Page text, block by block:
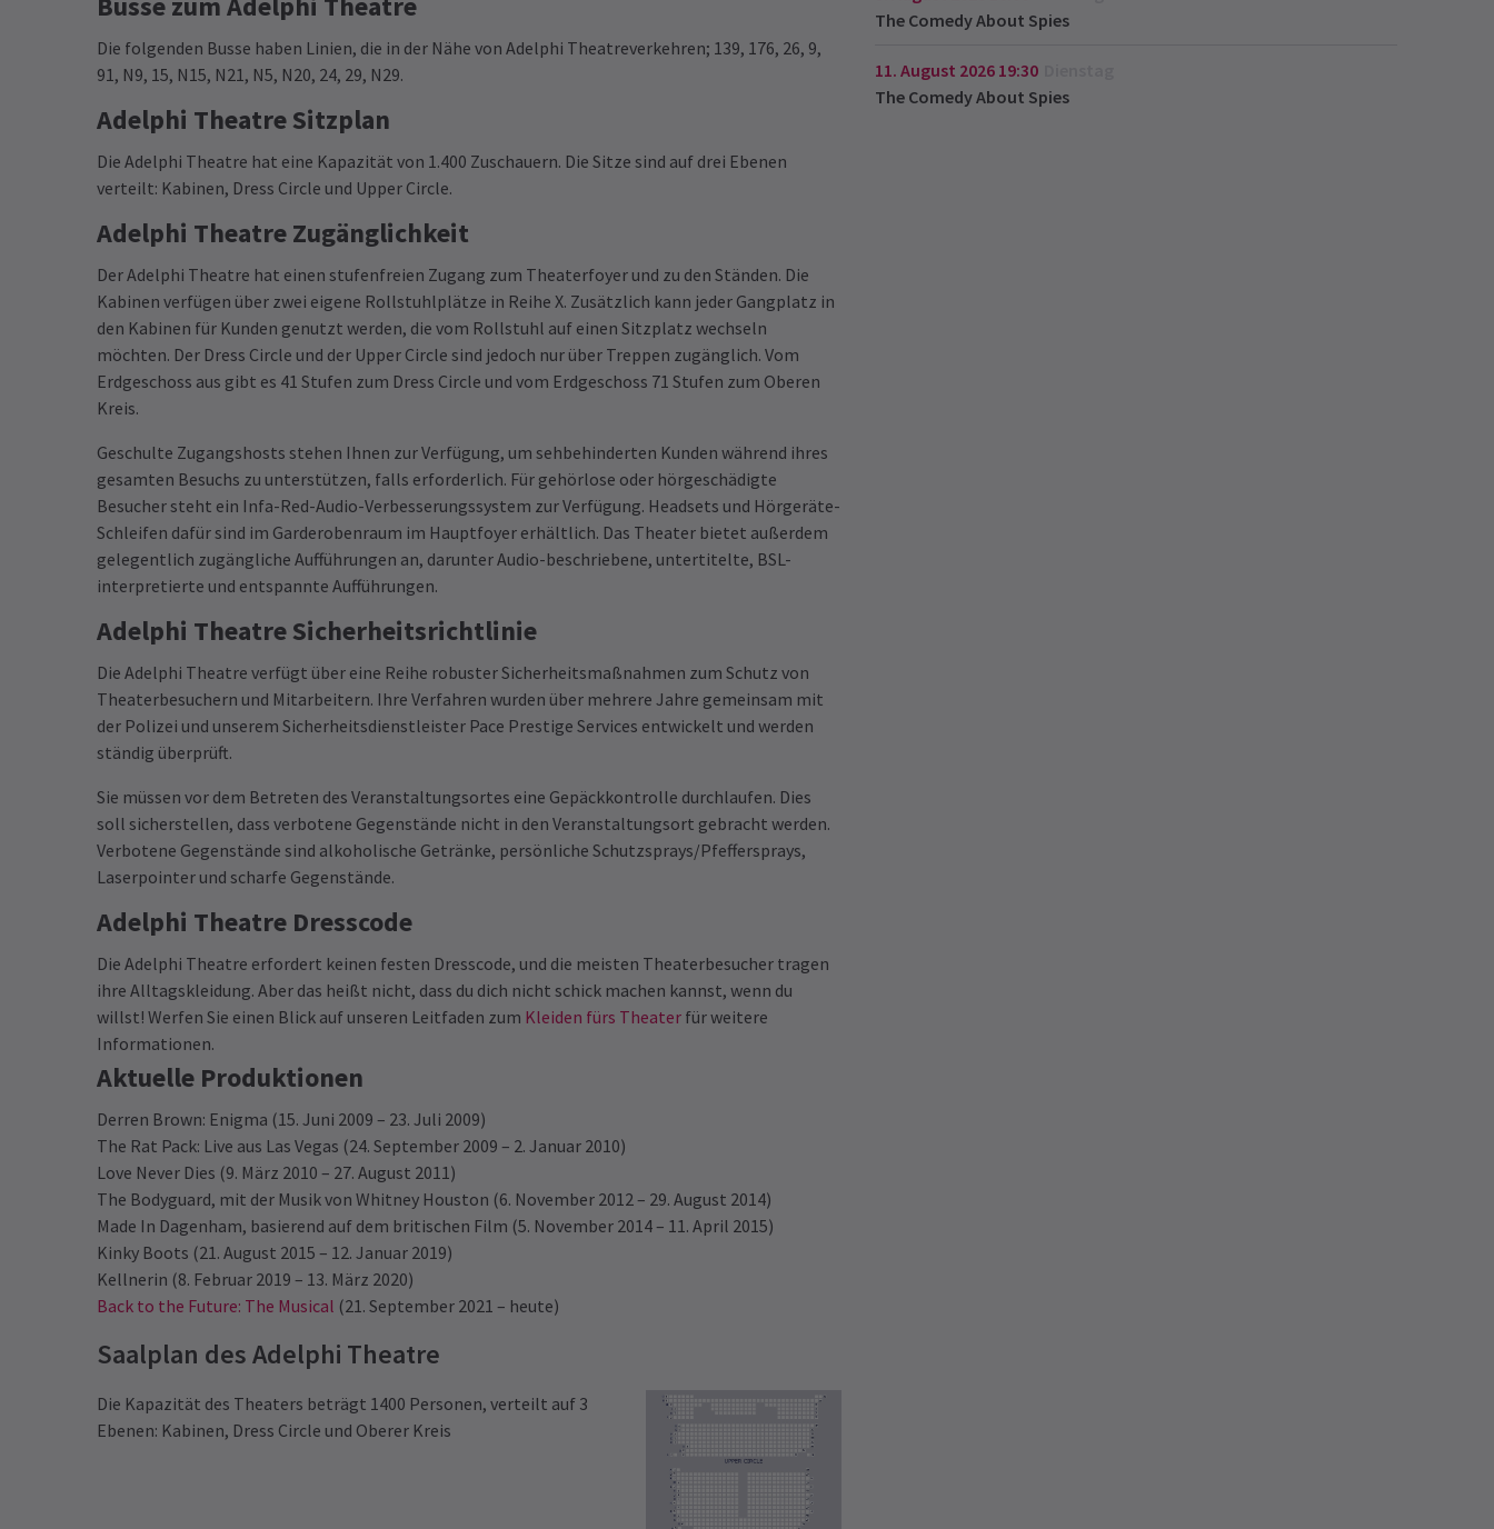
Die folgenden Busse haben Linien, die in der Nähe von Adelphi Theatreverkehren; 139, 176, 26, 9,
91, N9, 15, N15, N21, N5, N20, 24, 29, N29.
Adelphi Theatre Sitzplan
Die Adelphi Theatre hat eine Kapazität von 1.400 Zuschauern. Die Sitze sind auf drei Ebenen
verteilt: Kabinen, Dress Circle und Upper Circle.
Adelphi Theatre Zugänglichkeit
Der Adelphi Theatre hat einen stufenfreien Zugang zum Theaterfoyer und zu den Ständen. Die
Kabinen verfügen über zwei eigene Rollstuhlplätze in Reihe X. Zusätzlich kann jeder Gangplatz in
den Kabinen für Kunden genutzt werden, die vom Rollstuhl auf einen Sitzplatz wechseln
möchten. Der Dress Circle und der Upper Circle sind jedoch nur über Treppen zugänglich. Vom
Erdgeschoss aus gibt es 41 Stufen zum Dress Circle und vom Erdgeschoss 71 Stufen zum Oberen
Kreis.
Geschulte Zugangshosts stehen Ihnen zur Verfügung, um sehbehinderten Kunden während ihres
gesamten Besuchs zu unterstützen, falls erforderlich. Für gehörlose oder hörgeschädigte
Besucher steht ein Infa-Red-Audio-Verbesserungssystem zur Verfügung. Headsets und Hörgeräte-
Schleifen dafür sind im Garderobenraum im Hauptfoyer erhältlich. Das Theater bietet außerdem
gelegentlich zugängliche Aufführungen an, darunter Audio-beschriebene, untertitelte, BSL-
interpretierte und entspannte Aufführungen.
Adelphi Theatre Sicherheitsrichtlinie
Die Adelphi Theatre verfügt über eine Reihe robuster Sicherheitsmaßnahmen zum Schutz von
Theaterbesuchern und Mitarbeitern. Ihre Verfahren wurden über mehrere Jahre gemeinsam mit
der Polizei und unserem Sicherheitsdienstleister Pace Prestige Services entwickelt und werden
ständig überprüft.
Sie müssen vor dem Betreten des Veranstaltungsortes eine Gepäckkontrolle durchlaufen. Dies
soll sicherstellen, dass verbotene Gegenstände nicht in den Veranstaltungsort gebracht werden.
Verbotene Gegenstände sind alkoholische Getränke, persönliche Schutzsprays/Pfeffersprays,
Laserpointer und scharfe Gegenstände.
Adelphi Theatre Dresscode
Die Adelphi Theatre erfordert keinen festen Dresscode, und die meisten Theaterbesucher tragen
ihre Alltagskleidung. Aber das heißt nicht, dass du dich nicht schick machen kannst, wenn du
willst! Werfen Sie einen Blick auf unseren Leitfaden zum Kleiden fürs Theater für weitere
Informationen.
Aktuelle Produktionen
Derren Brown: Enigma (15. Juni 2009 – 23. Juli 2009)
The Rat Pack: Live aus Las Vegas (24. September 2009 – 2. Januar 2010)
Love Never Dies (9. März 2010 – 27. August 2011)
The Bodyguard, mit der Musik von Whitney Houston (6. November 2012 – 29. August 2014)
Made In Dagenham, basierend auf dem britischen Film (5. November 2014 – 11. April 2015)
Kinky Boots (21. August 2015 – 12. Januar 2019)
Kellnerin (8. Februar 2019 – 13. März 2020)
Back to the Future: The Musical (21. September 2021 – heute)
Saalplan des Adelphi Theatre
Die Kapazität des Theaters beträgt 1400 Personen, verteilt auf 3
Ebenen: Kabinen, Dress Circle und Oberer Kreis
The Comedy About Spies
11. August 2026 19:30
The Comedy About Spies